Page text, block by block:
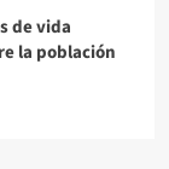
de vida
la población